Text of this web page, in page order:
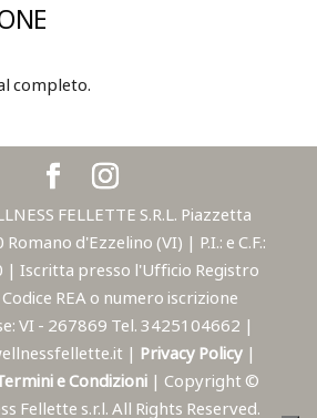
completo.
FELLETTE S.R.L. Piazzetta
d'Ezzelino (VI) | P.I.: e C.F.:
Iscritta presso l'Ufficio Registro
REA o numero iscrizione
VI - 267869 Tel. 3425104662 |
| Privacy Policy |
e Condizioni | Copyright ©
Fellette s.r.l. All Rights Reserved.